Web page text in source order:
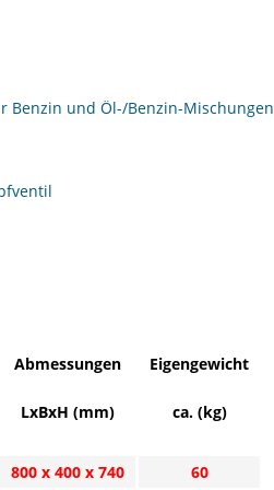
Benzin und Öl-/Benzin-Mischungen
Abmessungen
LxBxH (mm)
Eigengewicht
ca. (kg)
800 x 400 x 740 60